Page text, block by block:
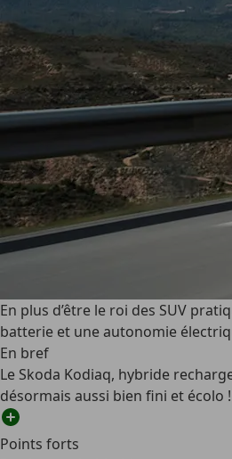
En plus d’être le roi des SUV
batterie et une autonomie
En bref
Le Skoda Kodiaq, hybride
désormais aussi bien fini et écolo
Points forts